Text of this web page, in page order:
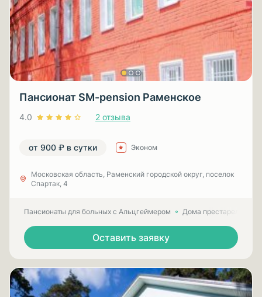
Пансионат SM-pension Раменское
4.0 2 отзыва
от 900 ₽ в сутки Эконом
Московская область, Раменский городской округ, поселок
Спартак, 4
Пансионаты для больных с Альцгеймером Дома престарелых
Оставить заявку